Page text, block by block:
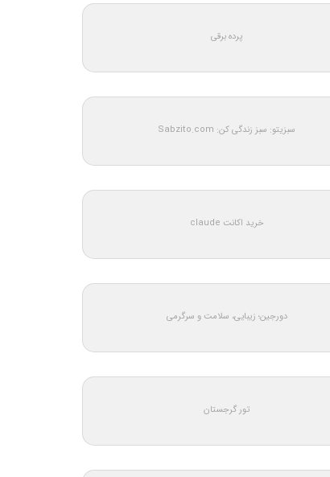
پرده برقی
سبزیتو: سبز زندگی کن: Sabzito.com
خرید اکانت claude
دورجین؛ زیبایی، سلامت و سرگرمی
تور گرجستان